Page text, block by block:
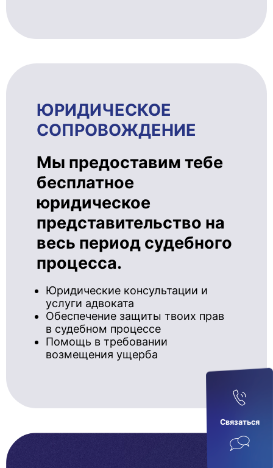
Связаться
ЮРИДИЧЕ­СКОЕ
СОПРОВОЖ­ДЕ­НИЕ
Мы предоставим тебе
бесплатное
юридическое
представительство на
весь период судебного
процесса.
Юридические консультации и
услуги адвоката
Обеспечение защиты твоих прав
в судебном процессе
Помощь в требовании
возмещения ущерба